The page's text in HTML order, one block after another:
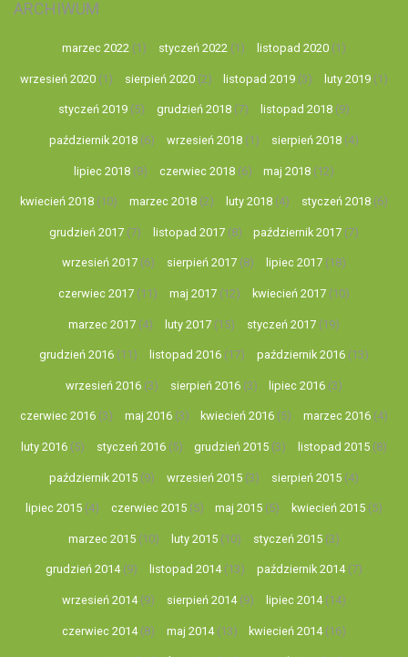
ARCHIWUM
marzec 2022 (1) styczeń 2022 (1) listopad 2020(1)
wrzesień 2020(1) sierpień 2020(2) listopad 2019 (3) luty 2019 (1)
styczeń 2019 (5) grudzień 2018 (7) listopad 2018(9)
październik 2018 (6) wrzesień 2018 (1) sierpień 2018(4)
lipiec 2018(9) czerwiec 2018(6) maj 2018 (12)
kwiecień 2018 (10) marzec 2018 (2) luty 2018(4) styczeń 2018(6)
grudzień 2017(7) listopad 2017(8) październik 2017 (7)
wrzesień 2017 (6) sierpień 2017 (8) lipiec 2017(18)
czerwiec 2017 (11) maj 2017 (12) kwiecień 2017(10)
marzec 2017 (4) luty 2017 (15) styczeń 2017(19)
grudzień 2016 (11) listopad 2016 (17) październik 2016(13)
wrzesień 2016(3) sierpień 2016(3) lipiec 2016 (3)
czerwiec 2016(3) maj 2016(3) kwiecień 2016 (5) marzec 2016 (4)
luty 2016(5) styczeń 2016(5) grudzień 2015 (3) listopad 2015 (8)
październik 2015 (9) wrzesień 2015 (3) sierpień 2015(4)
lipiec 2015(4) czerwiec 2015(5) maj 2015 (5) kwiecień 2015 (5)
marzec 2015 (10) luty 2015 (10) styczeń 2015(3)
grudzień 2014(9) listopad 2014(13) październik 2014(7)
wrzesień 2014(9) sierpień 2014(9) lipiec 2014(14)
czerwiec 2014(8) maj 2014(13) kwiecień 2014(16)